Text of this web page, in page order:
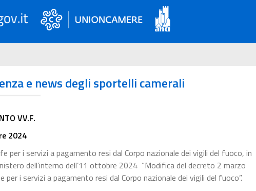
e news degli sportelli camerali
VV.F.
2024
i servizi a pagamento resi dal Corpo nazionale dei vigili del fuoco, in
dell’interno dell’11 ottobre 2024 “Modifica del decreto 2 marzo
i servizi a pagamento resi dal Corpo nazionale dei vigili del fuoco”.